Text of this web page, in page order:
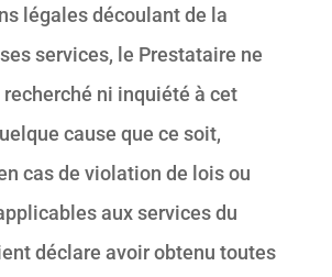
légales découlant de la
services, le Prestataire ne
ni inquiété à cet
cause que ce soit,
cas de violation de lois ou
aux services du
déclare avoir obtenu toutes